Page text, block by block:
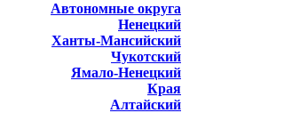
Автономные округа
Ненецкий
Ханты-Мансийский
Чукотский
Ямало-Ненецкий
Края
Алтайский